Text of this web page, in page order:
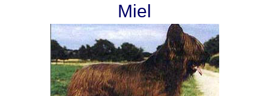
Miel